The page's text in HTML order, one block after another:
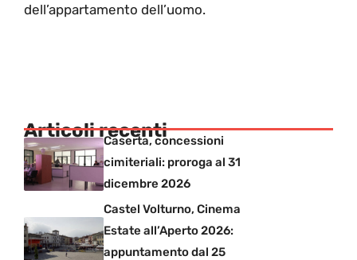
dell’appartamento dell’uomo.
Articoli recenti
Caserta, concessioni
cimiteriali: proroga al 31
dicembre 2026
Castel Volturno, Cinema
Estate all’Aperto 2026:
appuntamento dal 25